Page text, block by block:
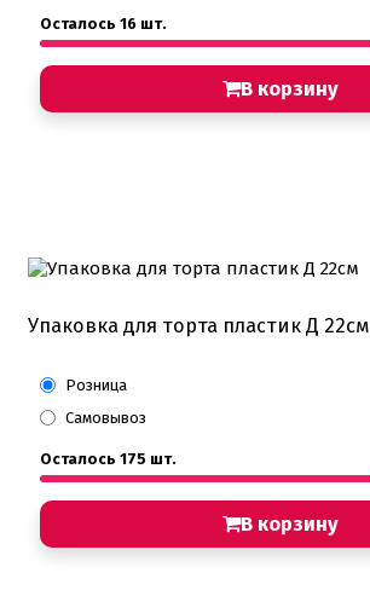
Осталось 16 шт.
В корзину
Упаковка для торта пластик Д 22см
Розница
Самовывоз
Осталось 175 шт.
В корзину